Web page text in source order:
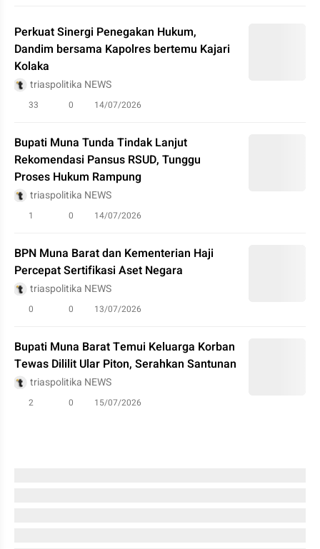
Perkuat Sinergi Penegakan Hukum,
Dandim bersama Kapolres bertemu Kajari
Kolaka
triaspolitika NEWS
33 0 14/07/2026
Bupati Muna Tunda Tindak Lanjut
Rekomendasi Pansus RSUD, Tunggu
Proses Hukum Rampung
triaspolitika NEWS
1 0 14/07/2026
BPN Muna Barat dan Kementerian Haji
Percepat Sertifikasi Aset Negara
triaspolitika NEWS
0 0 13/07/2026
Bupati Muna Barat Temui Keluarga Korban
Tewas Dililit Ular Piton, Serahkan Santunan
triaspolitika NEWS
2 0 15/07/2026